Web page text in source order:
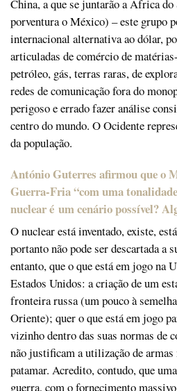
China, a que se juntarão a África
porventura o México) – este grupo
internacional alternativa ao dólar,
articuladas de comércio de
petróleo, gás, terras raras, de
redes de comunicação fora do
perigoso e errado fazer análise
centro do mundo. O Ocidente
da população.
António Guterres afirmou que o
Guerra-Fria “com uma
nuclear é um cenário possível?
O nuclear está inventado, existe,
portanto não pode ser descartada a
entanto, que o que está em jogo na
Estados Unidos: a criação de um
fronteira russa (um pouco à
Oriente); quer o que está em jogo
vizinho dentro das suas normas de
não justificam a utilização de armas
patamar. Acredito, contudo, que
guerra, com o fornecimento